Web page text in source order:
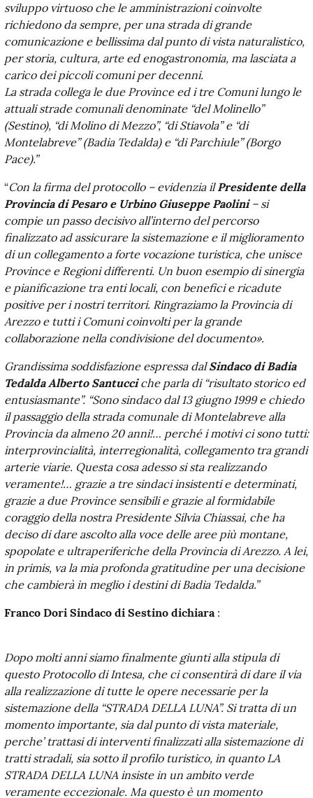
sviluppo virtuoso che le amministrazioni coinvolte
richiedono da sempre, per una strada di grande
comunicazione e bellissima dal punto di vista naturalistico,
per storia, cultura, arte ed enogastronomia, ma lasciata a
carico dei piccoli comuni per decenni.
La strada collega le due Province ed i tre Comuni lungo le
attuali strade comunali denominate “del Molinello”
(Sestino), “di Molino di Mezzo”, “di Stiavola” e “di
Montelabreve” (Badia Tedalda) e “di Parchiule” (Borgo
Pace).”
“Con la firma del protocollo – evidenzia ilPresidente della
Provincia di Pesaro e Urbino Giuseppe Paolini – si
compie un passo decisivo all’interno del percorso
finalizzato ad assicurare la sistemazione e il miglioramento
di un collegamento a forte vocazione turistica, che unisce
Province e Regioni differenti. Un buon esempio di sinergia
e pianificazione tra enti locali, con benefici e ricadute
positive per i nostri territori. Ringraziamo la Provincia di
Arezzo e tutti i Comuni coinvolti per la grande
collaborazione nella condivisione del documento».
Grandissima soddisfazione espressa dalSindaco di Badia
Tedalda Alberto Santucciche parla di “risultato storico ed
entusiasmante”. “Sono sindaco dal 13 giugno 1999 e chiedo
il passaggio della strada comunale di Montelabreve alla
Provincia da almeno 20 anni!… perché i motivi ci sono tutti:
interprovincialità, interregionalità, collegamento tra grandi
arterie viarie. Questa cosa adesso si sta realizzando
veramente!… grazie a tre sindaci insistenti e determinati,
grazie a due Province sensibili e grazie al formidabile
coraggio della nostra Presidente Silvia Chiassai, che ha
deciso di dare ascolto alla voce delle aree più montane,
spopolate e ultraperiferiche della Provincia di Arezzo. A lei,
in primis, va la mia profonda gratitudine per una decisione
che cambierà in meglio i destini di Badia Tedalda.”
Franco Dori Sindaco di Sestino dichiara:
Dopo molti anni siamo finalmente giunti alla stipula di
questo Protocollo di Intesa, che ci consentirà di dare il via
alla realizzazione di tutte le opere necessarie per la
sistemazione della “STRADA DELLA LUNA”. Si tratta di un
momento importante, sia dal punto di vista materiale,
perche’ trattasi di interventi finalizzati alla sistemazione di
tratti stradali, sia sotto il profilo turistico, in quanto LA
STRADA DELLA LUNA insiste in un ambito verde
veramente eccezionale. Ma questo è un momento